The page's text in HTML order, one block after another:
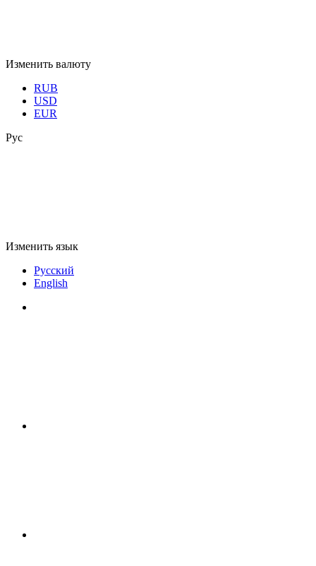
Изменить валюту
RUB
USD
EUR
Рус
Изменить язык
Русский
English